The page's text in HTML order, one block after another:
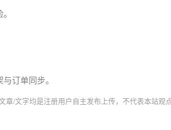
订单同步。
/文字均是注册用户自主发布上传，不代表本站观